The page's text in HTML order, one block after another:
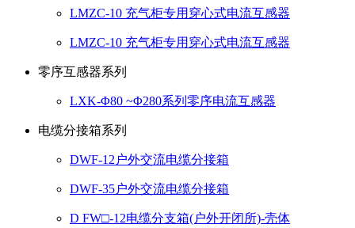
LMZC-10 充气柜专用穿心式电流互感器
LMZC-10 充气柜专用穿心式电流互感器
零序互感器系列
LXK-Φ80 ~Φ280系列零序电流互感器
电缆分接箱系列
DWF-12户外交流电缆分接箱
DWF-35户外交流电缆分接箱
D FW□-12电缆分支箱(户外开闭所)-壳体